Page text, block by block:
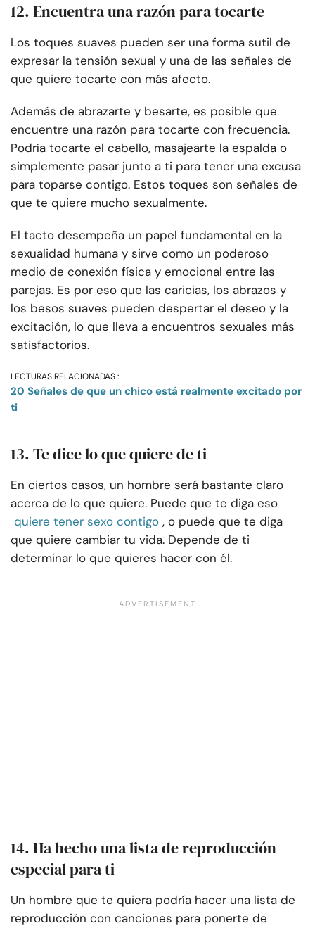
12. Encuentra una razón para tocarte
Los toques suaves pueden ser una forma sutil de
expresar la tensión sexual y una de las señales de
que quiere tocarte con más afecto.
Además de abrazarte y besarte, es posible que
encuentre una razón para tocarte con frecuencia.
Podría tocarte el cabello, masajearte la espalda o
simplemente pasar junto a ti para tener una excusa
para toparse contigo. Estos toques son señales de
que te quiere mucho sexualmente.
El tacto desempeña un papel fundamental en la
sexualidad humana y sirve como un poderoso
medio de conexión física y emocional entre las
parejas. Es por eso que las caricias, los abrazos y
los besos suaves pueden despertar el deseo y la
excitación, lo que lleva a encuentros sexuales más
satisfactorios.
LECTURAS RELACIONADAS :
20 Señales de que un chico está realmente excitado por
ti
13. Te dice lo que quiere de ti
En ciertos casos, un hombre será bastante claro
acerca de lo que quiere. Puede que te diga eso
quiere tener sexo contigo , o puede que te diga
que quiere cambiar tu vida. Depende de ti
determinar lo que quieres hacer con él.
14. Ha hecho una lista de reproducción
especial para ti
Un hombre que te quiera podría hacer una lista de
reproducción con canciones para ponerte de